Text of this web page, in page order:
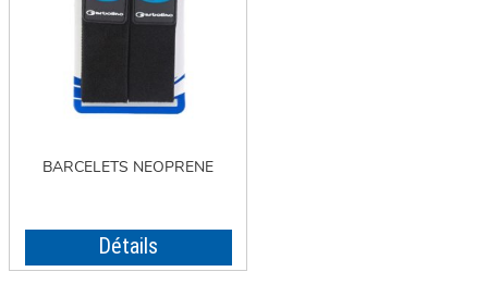
BARCELETS NEOPRENE
Détails